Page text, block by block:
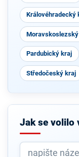
Královéhradecký
Pardubický kraj
Středočeský kraj
Jak se volilo